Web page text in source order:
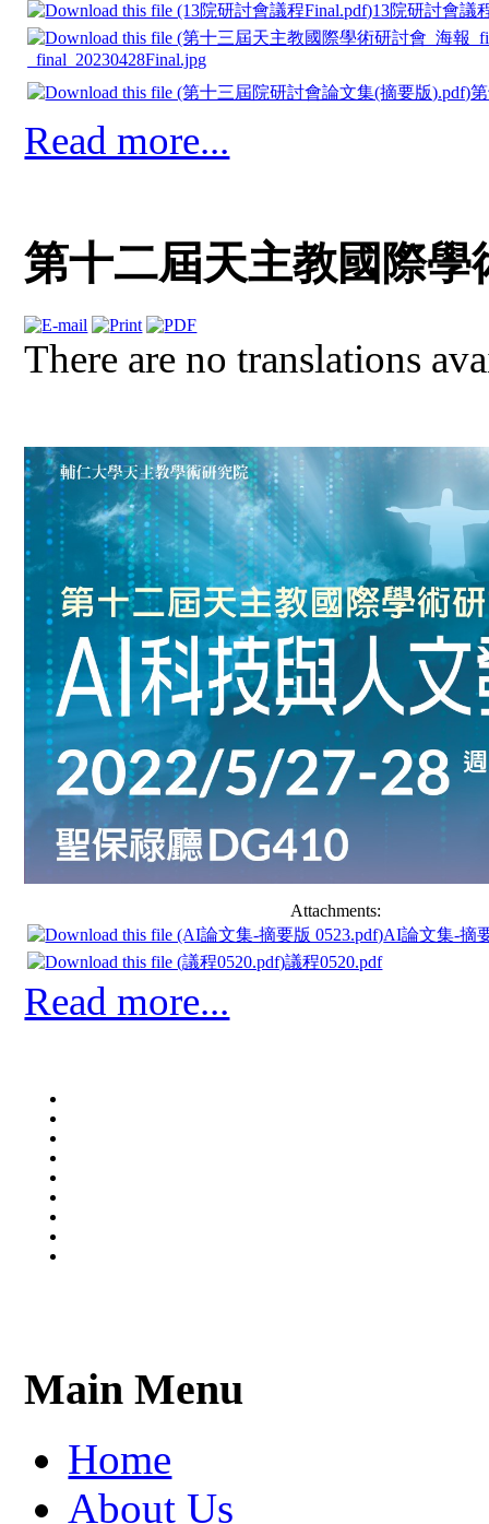
13院研討會議
_final_20230428Final.jpg
Read more...
第十二屆天主教國際學
There are no translations
Attachments:
AI論文集-摘
議程0520.pdf
Read more...
Main Menu
Home
About Us